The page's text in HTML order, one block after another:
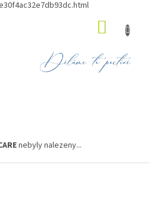
nebyly nalezeny...